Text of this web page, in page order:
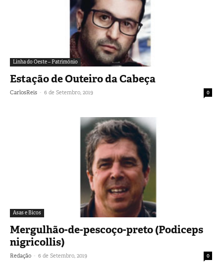
Linha do Oeste – Património
Estação de Outeiro da Cabeça
CarlosReis - 6 de Setembro, 2019 0
Asas e Bicos
Mergulhão-de-pescoço-preto (Podiceps
nigricollis)
Redação - 6 de Setembro, 2019 0